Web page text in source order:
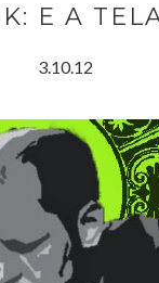
E A
3.10.12